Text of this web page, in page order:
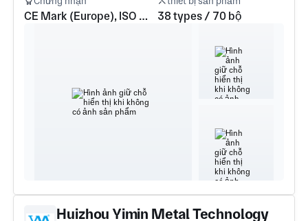
CE Mark (Europe), ISO 9001 38 types / 70 bộ
Huizhou Yimin Metal Technology